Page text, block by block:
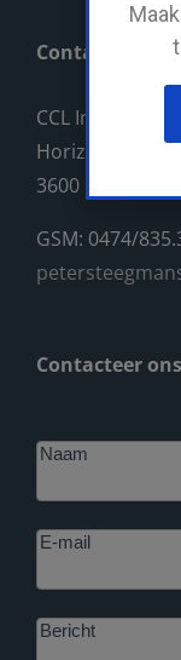
Contact
CCL
Horizonlaan 14
3600 Genk
GSM: 0474/
Contacteer ons
Naam
E-mail
Bericht